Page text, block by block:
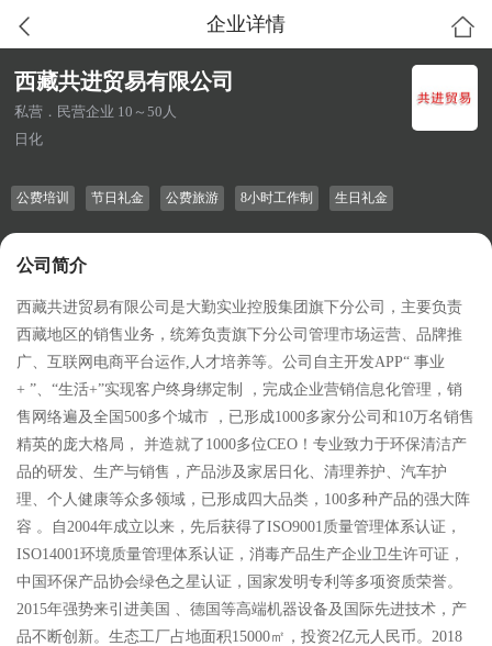
企业详情
西藏共进贸易有限公司
私营．民营企业 10～50人
日化
公费培训 节日礼金 公费旅游 8小时工作制 生日礼金
公司简介
西藏共进贸易有限公司是大勤实业控股集团旗下分公司，主要负责
西藏地区的销售业务，统筹负责旗下分公司管理市场运营、品牌推
广、互联网电商平台运作,人才培养等。公司自主开发APP“ 事业
+ ”、“生活+”实现客户终身绑定制 ，完成企业营销信息化管理，销
售网络遍及全国500多个城市 ，已形成1000多家分公司和10万名销售
精英的庞大格局， 并造就了1000多位CEO！专业致力于环保清洁产
品的研发、生产与销售，产品涉及家居日化、清理养护、汽车护
理、个人健康等众多领域，已形成四大品类，100多种产品的强大阵
容 。自2004年成立以来，先后获得了ISO9001质量管理体系认证，
ISO14001环境质量管理体系认证，消毒产品生产企业卫生许可证，
中国环保产品协会绿色之星认证，国家发明专利等多项资质荣誉。
2015年强势来引进美国 、德国等高端机器设备及国际先进技术，产
品不断创新。生态工厂占地面积15000㎡，投资2亿元人民币。2018